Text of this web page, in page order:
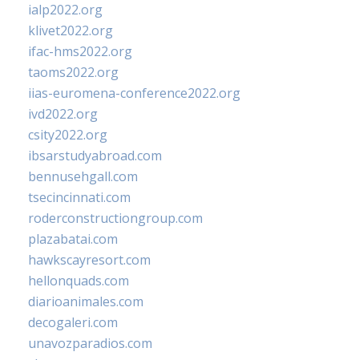
ialp2022.org
klivet2022.org
ifac-hms2022.org
taoms2022.org
iias-euromena-conference2022.org
ivd2022.org
csity2022.org
ibsarstudyabroad.com
bennusehgall.com
tsecincinnati.com
roderconstructiongroup.com
plazabatai.com
hawkscayresort.com
hellonquads.com
diarioanimales.com
decogaleri.com
unavozparadios.com